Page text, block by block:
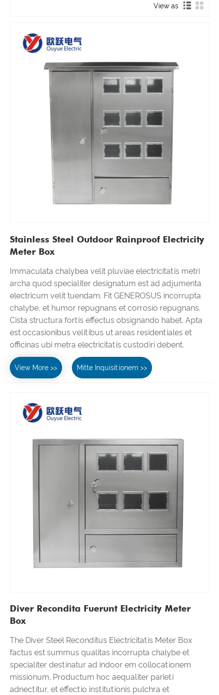
View as
Stainless Steel Outdoor Rainproof Electricity
Meter Box
Immaculata chalybea velit pluviae electricitatis metri
archa quod specialiter designatum est ad adjumenta
electricum velit tuendam. Fit GENEROSUS incorrupta
chalybe, et humor repugnans et corrosio repugnans.
Cista structura fortis effectus obsignando habet. Apta
est occasionibus velitibus ut areas residentiales et
officinas ubi metra electricitatis custodiri debent.
View More >> Mitte Inquisitionem >>
Diver Recondita Fuerunt Electricity Meter
Box
The Diver Steel Reconditus Electricitatis Meter Box
factus est summus qualitas incorrupta chalybe et
specialiter destinatur ad indoor em collocationem
missionum. Productum hoc aequaliter parieti
adnectitur, et effectio institutionis pulchra et